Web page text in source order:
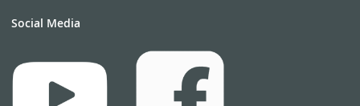
Social Media